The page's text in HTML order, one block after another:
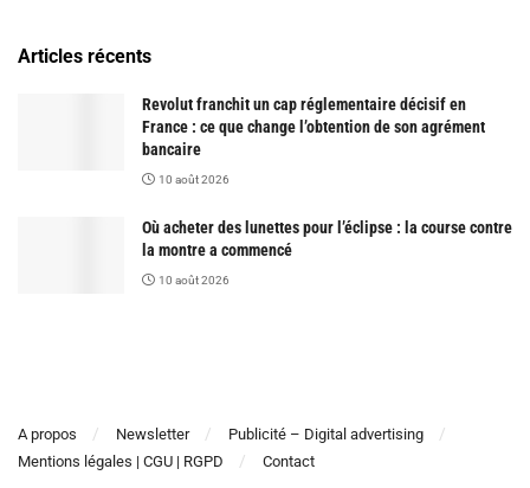
Articles récents
Revolut franchit un cap réglementaire décisif en
France : ce que change l’obtention de son agrément
bancaire
10 août 2026
Où acheter des lunettes pour l’éclipse : la course contre
la montre a commencé
10 août 2026
A propos Newsletter
Publicité – Digital advertising
Mentions légales | CGU | RGPD
Contact